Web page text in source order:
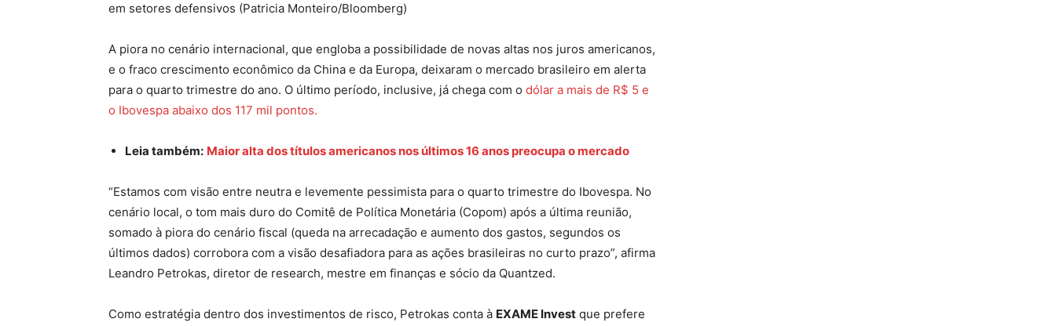
em setores defensivos (Patricia Monteiro/Bloomberg)
A piora no cenário internacional, que engloba a possibilidade de novas altas nos juros americanos,
e o fraco crescimento econômico da China e da Europa, deixaram o mercado brasileiro em alerta
para o quarto trimestre do ano. O último período, inclusive, já chega com o dólar a mais de R$ 5 e
o Ibovespa abaixo dos 117 mil pontos.
Leia também: Maior alta dos títulos americanos nos últimos 16 anos preocupa o mercado
“Estamos com visão entre neutra e levemente pessimista para o quarto trimestre do Ibovespa. No
cenário local, o tom mais duro do Comitê de Política Monetária (Copom) após a última reunião,
somado à piora do cenário fiscal (queda na arrecadação e aumento dos gastos, segundos os
últimos dados) corrobora com a visão desafiadora para as ações brasileiras no curto prazo”, afirma
Leandro Petrokas, diretor de research, mestre em finanças e sócio da Quantzed.
Como estratégia dentro dos investimentos de risco, Petrokas conta à EXAME Invest que prefere